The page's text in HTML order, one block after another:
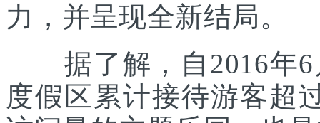
力，并呈现全新结局。
据了解，自2016年6
度假区累计接待游客超